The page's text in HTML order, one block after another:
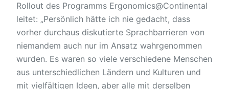
Rollout des Programms Ergonomics@Continental
leitet: „Persönlich hätte ich nie gedacht, dass
vorher durchaus diskutierte Sprachbarrieren von
niemandem auch nur im Ansatz wahrgenommen
wurden. Es waren so viele verschiedene Menschen
aus unterschiedlichen Ländern und Kulturen und
mit vielfältigen Ideen, aber alle mit derselben